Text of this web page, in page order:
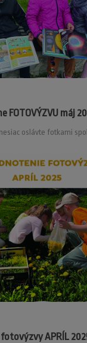
FOTOVÝZVU máj
oslávte fotkami
APRÍL